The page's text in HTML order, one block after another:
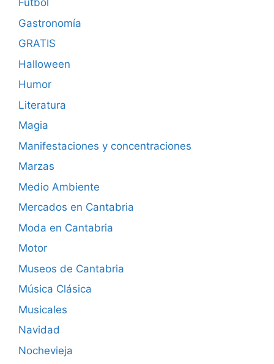
Fútbol
Gastronomía
GRATIS
Halloween
Humor
Literatura
Magia
Manifestaciones y concentraciones
Marzas
Medio Ambiente
Mercados en Cantabria
Moda en Cantabria
Motor
Museos de Cantabria
Música Clásica
Musicales
Navidad
Nochevieja